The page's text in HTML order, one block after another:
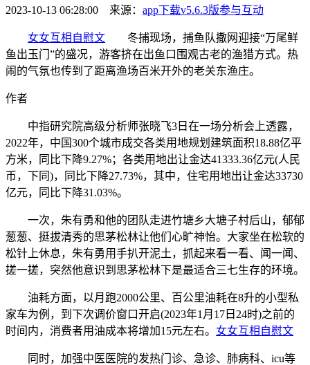
2023-10-13 06:28:00 来源： app下载v5.6.3版参与互动
女女互相自慰文 冬捕现场，捕鱼队撒网迎接“万尾鲜
鱼出玉门”的盛况，游客挤在出鱼口围观古老的渔猎方式。热
闹的气氛也传到了距离渔场百米开外的老关东渔庄。
作者
中指研究院高级分析师张晓飞3日在一场分析会上透露，
2022年，中国300个城市成交各类用地规划建筑面积18.88亿平
方米，同比下降9.27%；各类用地出让金达41333.36亿元(人民
币，下同)，同比下降27.73%，其中，住宅用地出让金达33730
亿元，同比下降31.03%。
一次，朱有勇和他的团队走进竹塘乡大塘子村后山，郁郁
葱葱、挺拔清秀的思茅松林让他们心旷神怡。大家坐在松软的
松针上休息，朱有勇用手扒开泥土，抓起来看一看、闻一闻、
搓一搓，突然他意识到思茅松林下是最适合三七生存的环境。
油耗方面，以月跑2000公里、百公里油耗在8升的小型私
家车为例，到下次调价窗口开启(2023年1月17日24时)之前的
时间内，消费者用油成本将增加15元左右。 女女互相自慰文
同时，加强中医医院的发热门诊、急诊、肺病科、icu等